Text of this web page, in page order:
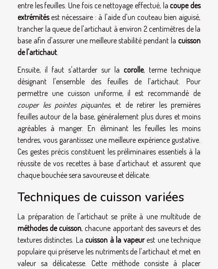
entre les feuilles. Une fois ce nettoyage effectué, lacoupe des
extrémitésest nécessaire : à l'aide d'un couteau bien aiguisé,
trancher la queue de l'artichaut à environ 2 centimètres de la
base afin d'assurer une meilleure stabilité pendant la cuisson
de l'artichaut.
Ensuite, il faut s'attarder sur la corolle, terme technique
désignant l'ensemble des feuilles de l'artichaut. Pour
permettre une cuisson uniforme, il est recommandé de
couper les pointes piquantes, et de retirer les premières
feuilles autour de la base, généralement plus dures et moins
agréables à manger. En éliminant les feuilles les moins
tendres, vous garantissez une meilleure expérience gustative.
Ces gestes précis constituent les préliminaires essentiels à la
réussite de vos recettes à base d'artichaut et assurent que
chaque bouchée sera savoureuse et délicate.
Techniques de cuisson variées
La préparation de l'artichaut se prête à une multitude de
méthodes de cuisson, chacune apportant des saveurs et des
textures distinctes. Lacuisson à la vapeurest une technique
populaire qui préserve les nutriments de l'artichaut et met en
valeur sa délicatesse. Cette méthode consiste à placer